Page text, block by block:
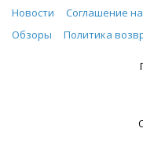
Новости
Соглашение
Обзоры
Политика